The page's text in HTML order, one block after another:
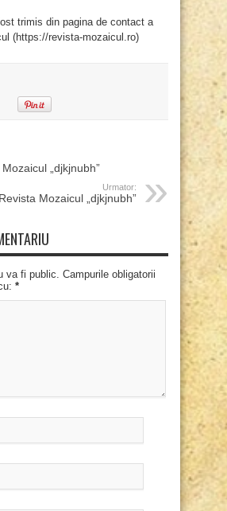
trimis din pagina de contact a
(https://revista-mozaicul.ro)
„djkjnubh”
Urmator:
Revista Mozaicul „djkjnubh”
va fi public. Campurile obligatorii
*